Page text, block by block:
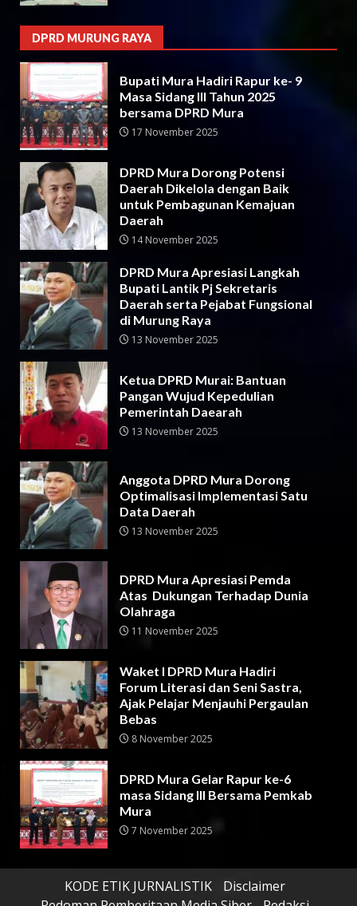
DPRD MURUNG RAYA
Bupati Mura Hadiri Rapur ke- 9
Masa Sidang III Tahun 2025
bersama DPRD Mura
17 November 2025
DPRD Mura Dorong Potensi
Daerah Dikelola dengan Baik
untuk Pembagunan Kemajuan
Daerah
14 November 2025
DPRD Mura Apresiasi Langkah
Bupati Lantik Pj Sekretaris
Daerah serta Pejabat Fungsional
di Murung Raya
13 November 2025
Ketua DPRD Murai: Bantuan
Pangan Wujud Kepedulian
Pemerintah Daearah
13 November 2025
Anggota DPRD Mura Dorong
Optimalisasi Implementasi Satu
Data Daerah
13 November 2025
DPRD Mura Apresiasi Pemda
Atas Dukungan Terhadap Dunia
Olahraga
11 November 2025
Waket I DPRD Mura Hadiri
Forum Literasi dan Seni Sastra,
Ajak Pelajar Menjauhi Pergaulan
Bebas
8 November 2025
DPRD Mura Gelar Rapur ke-6
masa Sidang III Bersama Pemkab
Mura
7 November 2025
KODE ETIK JURNALISTIK
Disclaimer